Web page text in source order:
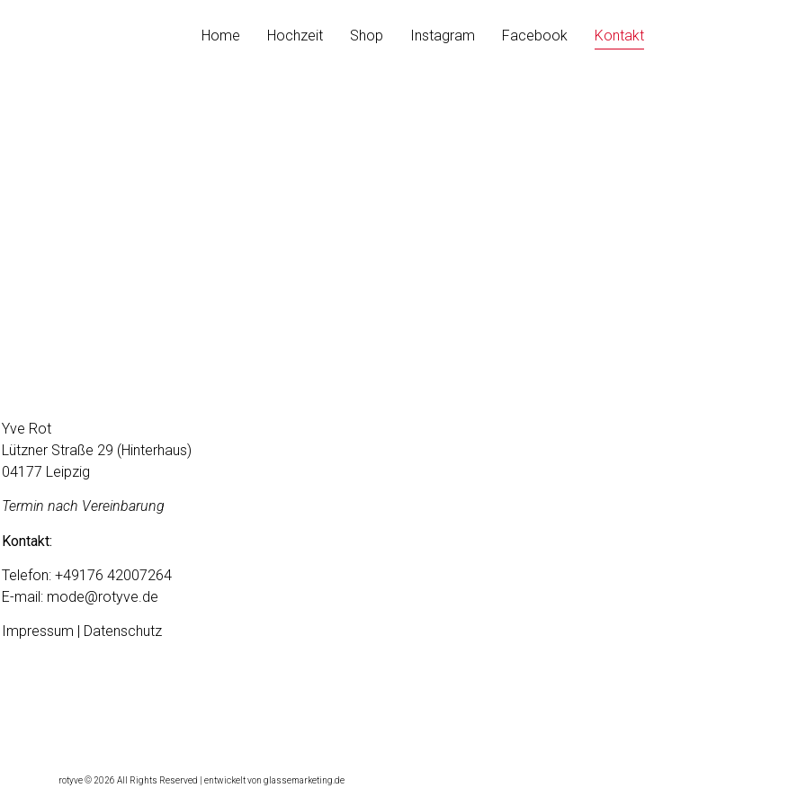
Home Hochzeit Shop Instagram Facebook Kontakt
Yve Rot
Lützner Straße 29 (Hinterhaus)
04177 Leipzig
Termin nach Vereinbarung
Kontakt:
Telefon: +49176 42007264
E-mail: mode@rotyve.de
Impressum | Datenschutz
rotyve © 2026 All Rights Reserved | entwickelt von glassemarketing.de